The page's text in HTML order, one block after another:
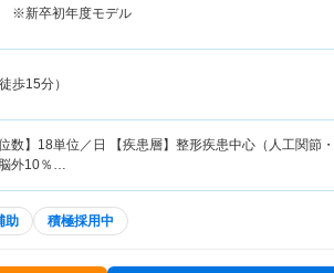
新卒初年度モデル
歩15分）
】18単位／日 【疾患層】整形疾患中心（人工関節・
外10％…
助 積極採用中